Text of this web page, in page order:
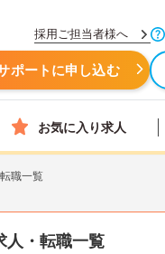
採用ご担当者様へ
ポートに申し込む
お気に入り求人
職一覧
人・転職一覧